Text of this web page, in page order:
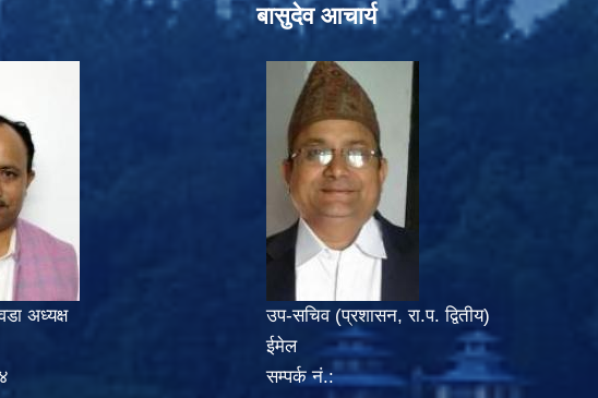
अध्यक्ष
बासुदेव आचार्य
उप-सचिव (प्रशासन, रा.प. द्वितीय)
ईमेल
सम्पर्क नं.: